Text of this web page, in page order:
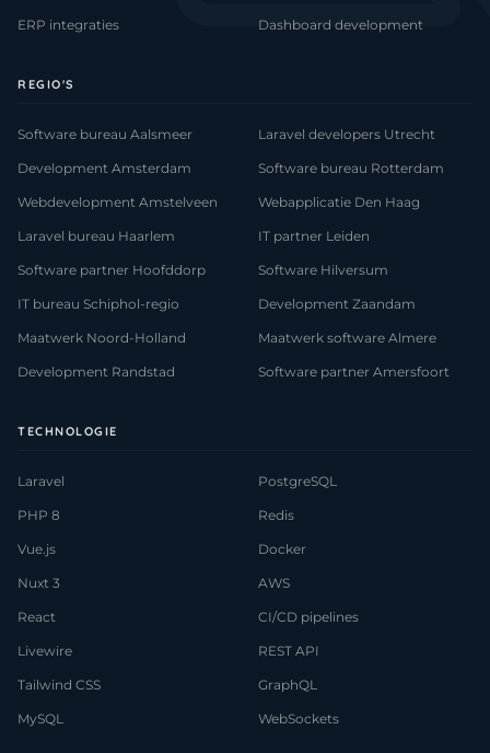
ERP integraties Dashboard development
REGIO'S
Software bureau Aalsmeer
Development Amsterdam
Webdevelopment Amstelveen
Laravel bureau Haarlem
Software partner Hoofddorp
IT bureau Schiphol-regio
Maatwerk Noord-Holland
Development Randstad
Laravel developers Utrecht
Software bureau Rotterdam
Webapplicatie Den Haag
IT partner Leiden
Software Hilversum
Development Zaandam
Maatwerk software Almere
Software partner Amersfoort
TECHNOLOGIE
Laravel
PHP 8
Vue.js
Nuxt 3
React
Livewire
Tailwind CSS
MySQL
PostgreSQL
Redis
Docker
AWS
CI/CD pipelines
REST API
GraphQL
WebSockets